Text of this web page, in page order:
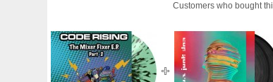
Customers who bought